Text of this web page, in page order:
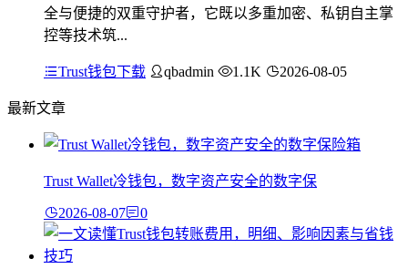
全与便捷的双重守护者，它既以多重加密、私钥自主掌
控等技术筑...
Trust钱包下载 qbadmin 1.1K 2026-08-05
最新文章
Trust Wallet冷钱包，数字资产安全的数字保
2026-08-07 0